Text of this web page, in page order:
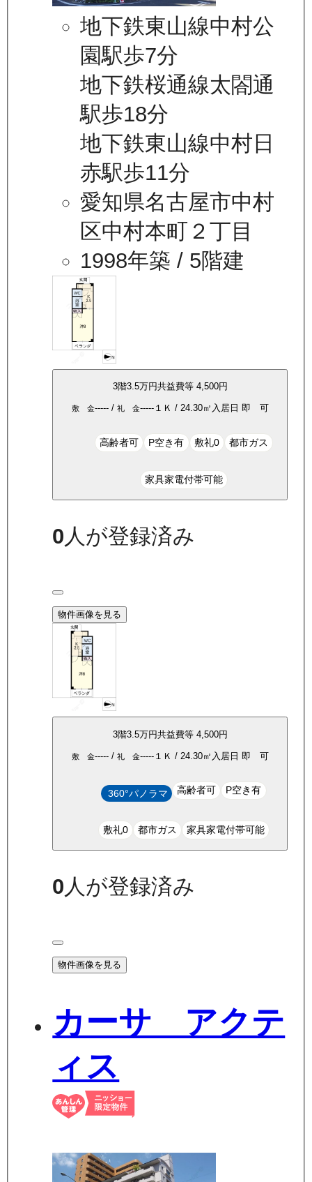
地下鉄東山線中村公
園駅歩7分
地下鉄桜通線太閤通
駅歩18分
地下鉄東山線中村日
赤駅歩11分
愛知県名古屋市中村
区中村本町２丁目
1998年築 / 5階建
3階3.5万円共益費等 4,500円
敷 金-----/ 礼 金-----１Ｋ / 24.30㎡ 入居日 即 可
高齢者可 P空き有 敷礼0 都市ガス
家具家電付帯可能
0人が登録済み
物件画像を見る
3階3.5万円共益費等 4,500円
敷 金-----/ 礼 金-----１Ｋ / 24.30㎡ 入居日 即 可
360°パノラマ 高齢者可 P空き有
敷礼0 都市ガス 家具家電付帯可能
0 人が登録済み
物件画像を見る
カーサ アクテ
ィス